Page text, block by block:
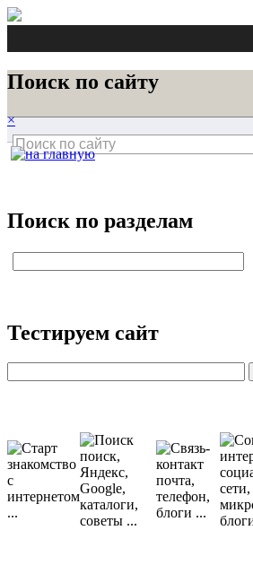
Поиск по сайту
×
Поиск по разделам
Тестируем сайт